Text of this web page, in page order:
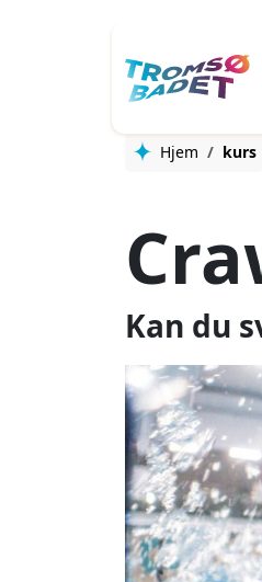
Hjem kurs
Kan du